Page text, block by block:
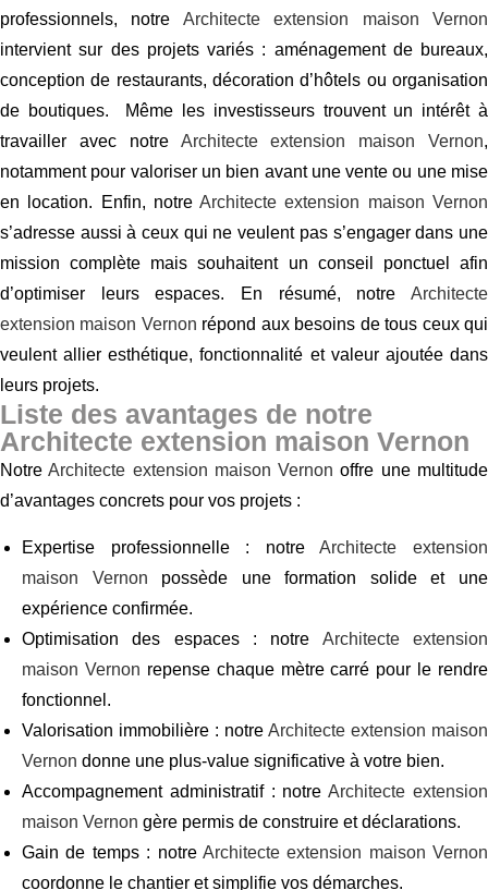
professionnels, notre Architecte extension maison Vernon
intervient sur des projets variés : aménagement de bureaux,
conception de restaurants, décoration d’hôtels ou organisation
de boutiques. Même les investisseurs trouvent un intérêt à
travailler avec notre Architecte extension maison Vernon,
notamment pour valoriser un bien avant une vente ou une mise
en location. Enfin, notreArchitecte extension maison Vernon
s’adresse aussi à ceux qui ne veulent pas s’engager dans une
mission complète mais souhaitent un conseil ponctuel afin
d’optimiser leurs espaces. En résumé, notre Architecte
extension maison Vernon répond aux besoins de tous ceux qui
veulent allier esthétique, fonctionnalité et valeur ajoutée dans
leurs projets.
Liste des avantages de notre
Architecte extension maison Vernon
NotreArchitecte extension maison Vernon offre une multitude
d’avantages concrets pour vos projets :
Expertise professionnelle : notreArchitecte extension
maison Vernon possède une formation solide et une
expérience confirmée.
Optimisation des espaces : notre Architecte extension
maison Vernon repense chaque mètre carré pour le rendre
fonctionnel.
Valorisation immobilière : notre Architecte extension maison
Vernon donne une plus-value significative à votre bien.
Accompagnement administratif : notreArchitecte extension
maison Vernon gère permis de construire et déclarations.
Gain de temps : notre Architecte extension maison Vernon
coordonne le chantier et simplifie vos démarches.